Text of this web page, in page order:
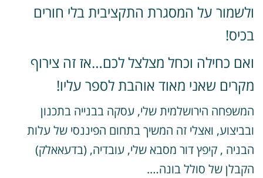
על המסגרת התקציבית בלי חורים
כחילה וכחל מצלצל לכם…אז זה צירוף
שאני מאוד אוהבת לספר עליו!
הירושלמית שלי, עסקה בבנייה בתכנון
ואצלי זה המשיך בתחום הפיננסי של עלות
, קיפץ דור מסבא שלי, עובדיה, (בדעאאלק)
של סולל בונה….